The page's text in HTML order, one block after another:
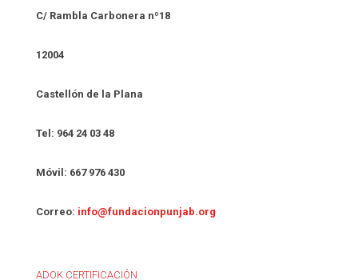
C/ Rambla Carbonera nº18
12004
Castellón de la Plana
Tel: 964 24 03 48
Móvil: 667 976 430
Correo: info@fundacionpunjab.org
ADOK CERTIFICACIÓN